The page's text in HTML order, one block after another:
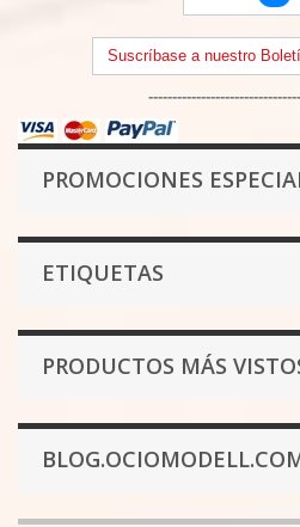
Suscríbase a nuestro
PROMOCIONES
ETIQUETAS
PRODUCTOS MÁS